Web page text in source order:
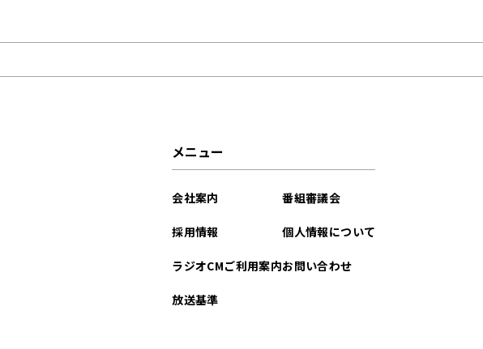
2024年11月
2024年10月
メニュー
会社案内
採用情報
ラジオCMご利用案内
放送基準
番組審議会
個人情報について
お問い合わせ